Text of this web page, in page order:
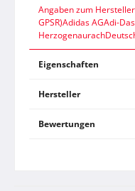
Angaben zum
GPSR)Adidas AGAdi-
Eigenschaften
Hersteller
Bewertungen